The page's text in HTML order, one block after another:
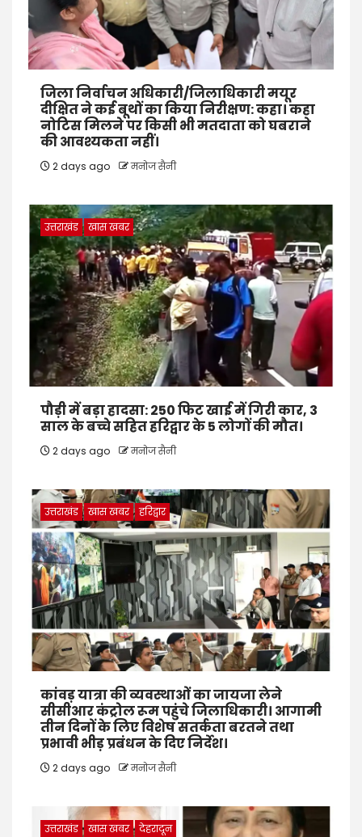
जिला निर्वाचन अधिकारी/जिलाधिकारी मयूर
दीक्षित ने कई बूथों का किया निरीक्षण: कहा। कहा
नोटिस मिलने पर किसी भी मतदाता को घबराने
की आवश्यकता नहीं।
2 days ago मनोज सैनी
उत्तराखंड खास खबर
पौड़ी में बड़ा हादसा: 250 फिट खाई में गिरी कार, 3
साल के बच्चे सहित हरिद्वार के 5 लोगों की मौत।
2 days ago मनोज सैनी
उत्तराखंड खास खबर हरिद्वार
कांवड़ यात्रा की व्यवस्थाओं का जायजा लेने
सीसीआर कंट्रोल रूम पहुंचे जिलाधिकारी। आगामी
तीन दिनों के लिए विशेष सतर्कता बरतने तथा
प्रभावी भीड़ प्रबंधन के दिए निर्देश।
2 days ago मनोज सैनी
उत्तराखंड खास खबर देहरादून